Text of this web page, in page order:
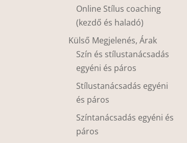
Online Stílus coaching
(kezdő és haladó)
Külső Megjelenés, Árak
Szín és stílustanácsadás
egyéni és páros
Stílustanácsadás egyéni
és páros
Színtanácsadás egyéni és
páros